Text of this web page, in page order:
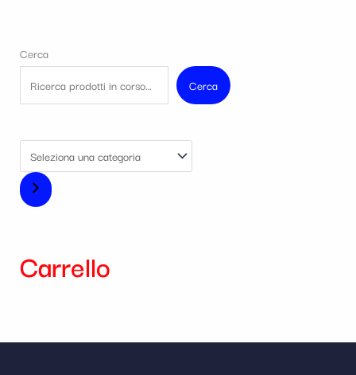
Cerca
Cerca
Carrello